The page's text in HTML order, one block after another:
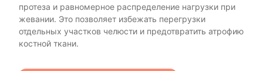
протеза и равномерное распределение нагрузки при
жевании. Это позволяет избежать перегрузки
отдельных участков челюсти и предотвратить атрофию
костной ткани.